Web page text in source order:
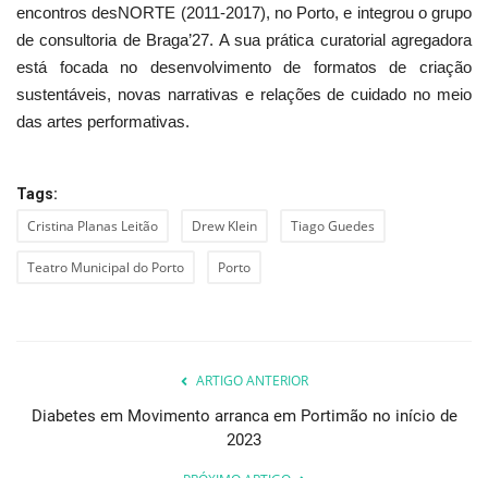
encontros desNORTE (2011-2017), no Porto, e integrou o grupo
de consultoria de Braga’27. A sua prática curatorial agregadora
está focada no desenvolvimento de formatos de criação
sustentáveis, novas narrativas e relações de cuidado no meio
das artes performativas.
Tags:
Cristina Planas Leitão Drew Klein Tiago Guedes
Teatro Municipal do Porto Porto
ARTIGO ANTERIOR
Diabetes em Movimento arranca em Portimão no início de
2023